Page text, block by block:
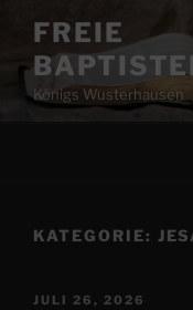
Inhalt
springen
FREIE
Königs Wusterhausen
KATEGORIE:
VERÖFFENTLICHT
JULI 26, 2026